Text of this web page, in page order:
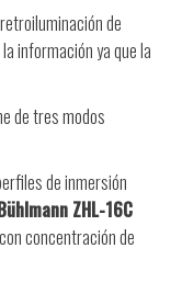
de
información ya que la
de tres modos
de inmersión
ZHL-16C
concentración de